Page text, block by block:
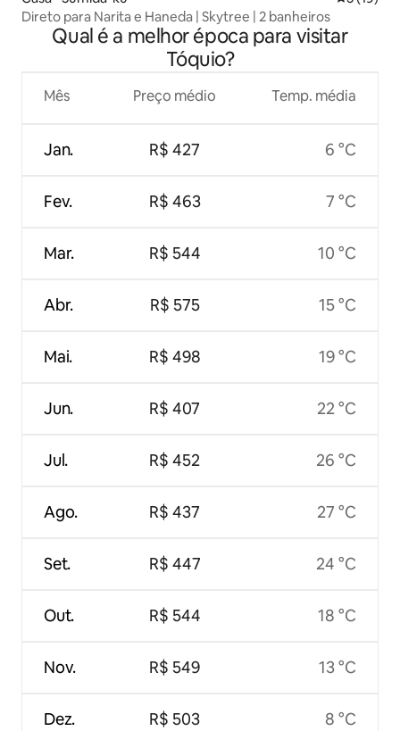
Direto para Narita e Haneda | Skytree | 2 banheiros
Qual é a melhor época para visitar
Tóquio?
Mês
Jan.
Fev.
Mar.
Abr.
Mai.
Jun.
Jul.
Ago.
Set.
Out.
Nov.
Dez.
Preço médio
R$ 427
R$ 463
R$ 544
R$ 575
R$ 498
R$ 407
R$ 452
R$ 437
R$ 447
R$ 544
R$ 549
R$ 503
Temp. média
6 °C
7 °C
10 °C
15 °C
19 °C
22 °C
26 °C
27 °C
24 °C
18 °C
13 °C
8 °C